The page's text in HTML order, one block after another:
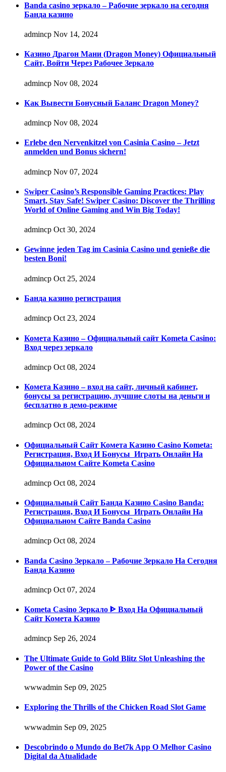
Banda casino зеркало – Рабочие зеркало на сегодня
Банда казино
admincp Nov 14, 2024
Казино Драгон Мани (Dragon Money) Официальный
Сайт, Войти Через Рабочее Зеркало
admincp Nov 08, 2024
Как Вывести Бонусный Баланс Dragon Money?
admincp Nov 08, 2024
Erlebe den Nervenkitzel von Casinia Casino – Jetzt
anmelden und Bonus sichern!
admincp Nov 07, 2024
Swiper Casino’s Responsible Gaming Practices: Play
Smart, Stay Safe! Swiper Casino: Discover the Thrilling
World of Online Gaming and Win Big Today!
admincp Oct 30, 2024
Gewinne jeden Tag im Casinia Casino und genieße die
besten Boni!
admincp Oct 25, 2024
Банда казино регистрация
admincp Oct 23, 2024
Комета Казино – Официальный сайт Kometa Casino:
Вход через зеркало
admincp Oct 08, 2024
Комета Казино – вход на сайт, личный кабинет,
бонусы за регистрацию, лучшие слоты на деньги и
бесплатно в демо-режиме
admincp Oct 08, 2024
Официальный Сайт Комета Казино Casino Kometa:
Регистрация, Вход И Бонусы ️ Играть Онлайн На
Официальном Сайте Kometa Casino
admincp Oct 08, 2024
Официальный Сайт Банда Казино Casino Banda:
Регистрация, Вход И Бонусы ️ Играть Онлайн На
Официальном Сайте Banda Casino
admincp Oct 08, 2024
Banda Casino Зеркало – Рабочие Зеркало На Сегодня
Банда Казино
admincp Oct 07, 2024
Kometa Casino Зеркало ᐈ Вход На Официальный
Сайт Комета Казино
admincp Sep 26, 2024
The Ultimate Guide to Gold Blitz Slot Unleashing the
Power of the Casino
wwwadmin Sep 09, 2025
Exploring the Thrills of the Chicken Road Slot Game
wwwadmin Sep 09, 2025
Descobrindo o Mundo do Bet7k App O Melhor Casino
Digital da Atualidade